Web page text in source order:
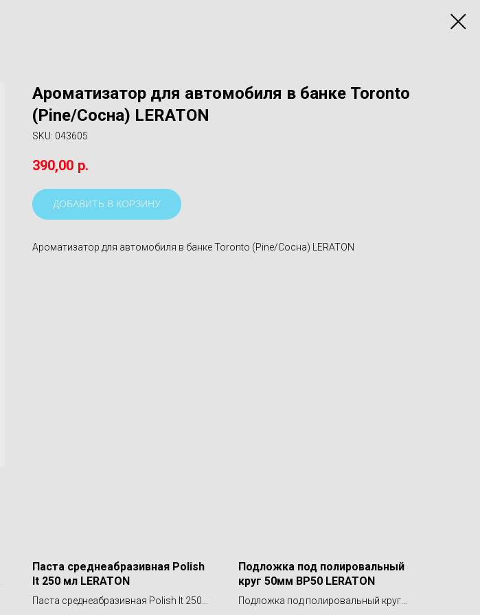
Ароматизатор для автомобиля в банке Toronto
(Pine/Сосна) LERATON
SKU: 043605
390,00 р.
ДОБАВИТЬ В КОРЗИНУ
Ароматизатор для автомобиля в банке Toronto (Pine/Сосна) LERATON
Паста среднеабразивная Polish
It 250 мл LERATON
Паста среднеабразивная Polish It 250
Подложка под полировальный
круг 50мм BP50 LERATON
Подложка под полировальный круг